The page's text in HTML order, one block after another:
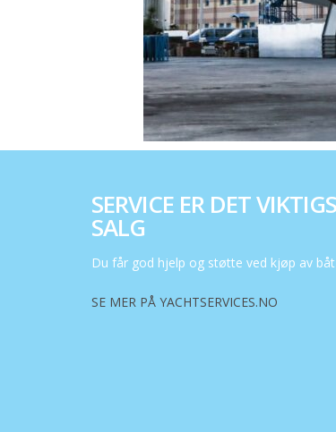
SERVICE ER DET
SALG
Du får god hjelp og støtte ved kjøp av
SE MER PÅ YACHTSERVICES.NO